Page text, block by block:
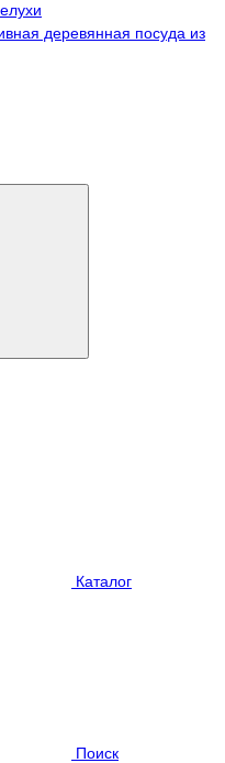
деревянная посуда из
Каталог
Поиск